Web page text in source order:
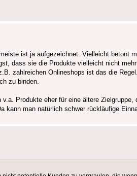
ist ja aufgezeichnet. Vielleicht betont
dass sie die Produkte vielleicht nicht
zahlreichen Onlineshops ist das die
zu binden.
Produkte eher für eine ältere
kann man natürlich schwer rückläufige